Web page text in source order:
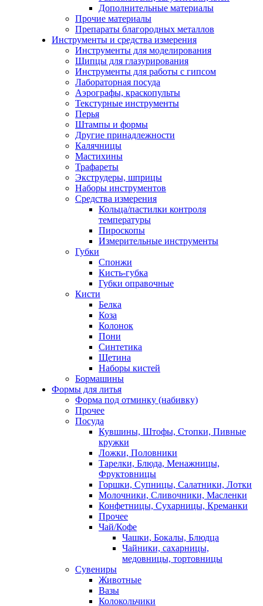
Дополнительные материалы
Прочие материалы
Препараты благородных металлов
Инструменты и средства измерения
Инструменты для моделирования
Щипцы для глазурирования
Инструменты для работы с гипсом
Лабораторная посуда
Аэрографы, краскопульты
Текстурные инструменты
Перья
Штампы и формы
Другие принадлежности
Калячницы
Мастихины
Трафареты
Экструдеры, шприцы
Наборы инструментов
Средства измерения
Кольца/пастилки контроля
температуры
Пироскопы
Измерительные инструменты
Губки
Спонжи
Кисть-губка
Губки оправочные
Кисти
Белка
Коза
Колонок
Пони
Синтетика
Щетина
Наборы кистей
Бормашины
Формы для литья
Форма под отминку (набивку)
Прочее
Посуда
Кувшины, Штофы, Стопки, Пивные
кружки
Ложки, Половники
Тарелки, Блюда, Менажницы,
Фруктовницы
Горшки, Супницы, Салатники, Лотки
Молочники, Сливочники, Масленки
Конфетницы, Сухарницы, Креманки
Прочее
Чай/Кофе
Чашки, Бокалы, Блюдца
Чайники, сахарницы,
медовницы, тортовницы
Сувениры
Животные
Вазы
Колокольчики